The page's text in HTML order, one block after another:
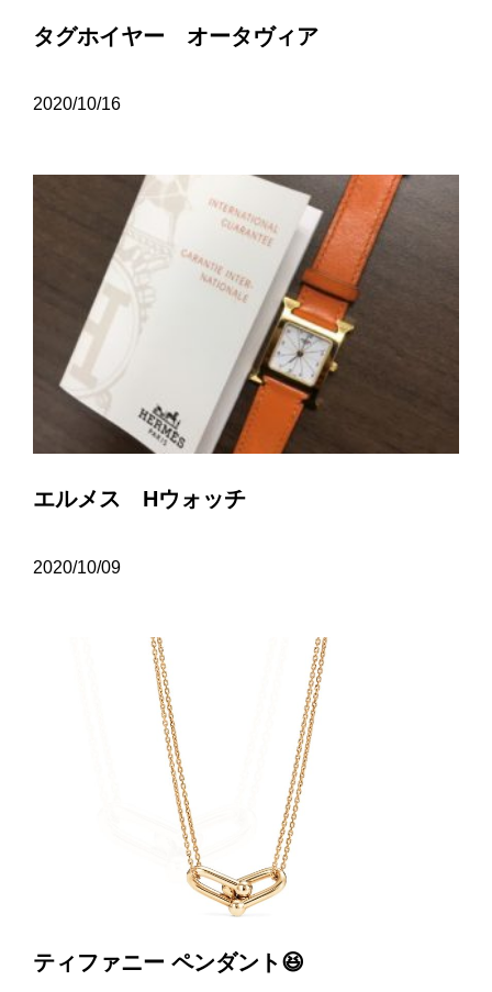
タグホイヤー オータヴィア
2020/10/16
エルメス Hウォッチ
2020/10/09
ティファニー ペンダント😆